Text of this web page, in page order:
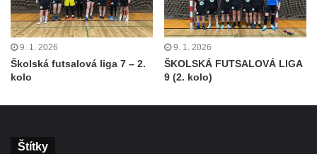
9. 1. 2026
Školská futsalová liga 7 – 2.
kolo
9. 1. 2026
ŠKOLSKÁ FUTSALOVÁ LIGA
9 (2. kolo)
Štítky